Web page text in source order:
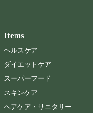
Items
ヘルスケア
ダイエットケア
スーパーフード
スキンケア
ヘアケア・サニタリー